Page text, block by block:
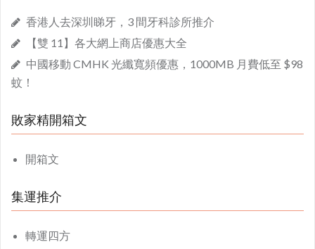
香港人去深圳睇牙，3 間牙科診所推介
【雙 11】各大網上商店優惠大全
中國移動 CMHK 光纖寬頻優惠，1000MB 月費低至 $98
蚊！
敗家精開箱文
開箱文
集運推介
轉運四方